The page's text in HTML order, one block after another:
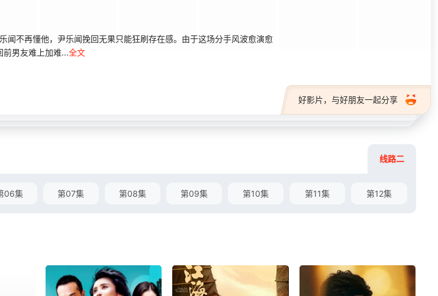
不再懂他，尹乐闻挽回无果只能狂刷存在感。由于这场分手风波愈演愈
前男友难上加难...全文
好影片，与好朋友一起分享
线路二
06集 第07集 第08集 第09集 第10集 第11集 第12集